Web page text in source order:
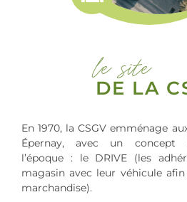
le site
DE LA
En 1970, la CSGV emménage
Épernay, avec un concept
l’époque : le DRIVE (les
magasin avec leur véhicule
marchandise).